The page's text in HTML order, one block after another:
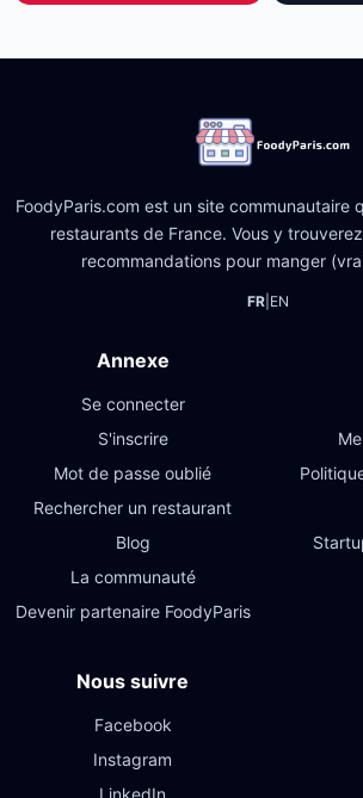
FoodyParis.com est un site communautaire
restaurants de France. Vous y
recommandations pour manger
FR| EN
Annexe
Se connecter
S'inscrire
Mot de passe oublié
Rechercher un restaurant
Blog
La communauté
Devenir partenaire FoodyParis
Nous suivre
Facebook
Instagram
LinkedIn